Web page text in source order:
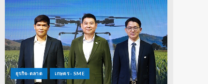
ธุรกิจ-ตลาด เกษตร - SME